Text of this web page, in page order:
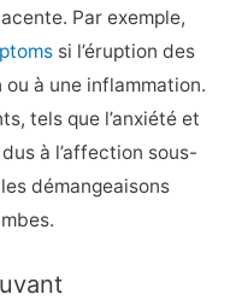
Par exemple,
si l’éruption des
à une inflammation.
tels que l’anxiété et
à l’affection sous-
démangeaisons